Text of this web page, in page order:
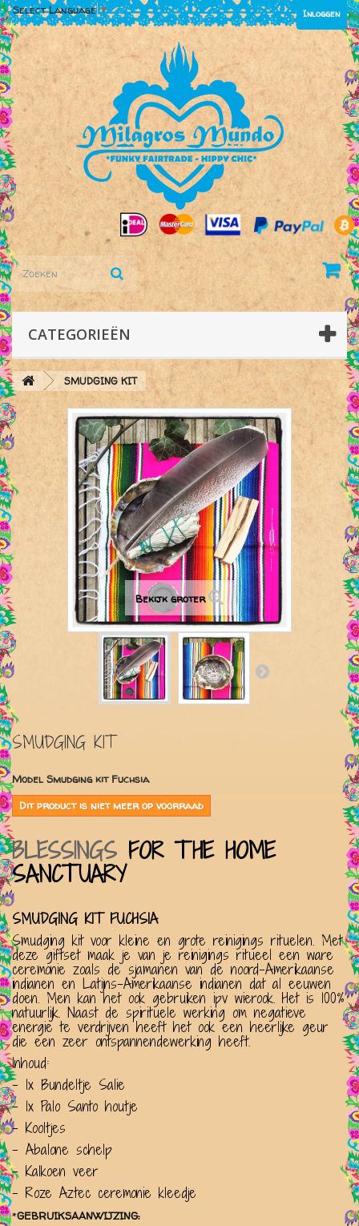
Inloggen
Select Language ▼
CATEGORIEËN
SMUDGING KIT
Bekijk groter
SMUDGING KIT
Model Smudging kit Fuchsia
Dit product is niet meer op voorraad
BLESSINGS FOR THE HOME
SANCTUARY
SMUDGING KIT FUCHSIA
Smudging kit voor kleine en grote reinigings rituelen. Met
deze giftset maak je van je reinigings ritueel een ware
ceremonie zoals de sjamanen van de noord-Amerikaanse
indianen en Latijns-Amerikaanse indianen dat al eeuwen
doen. Men kan het ook gebruiken ipv wierook. Het is 100%
natuurlijk. Naast de spirituele werking om negatieve
energie te verdrijven heeft het ook een heerlijke geur
die een zeer ontspannendewerking heeft.
Inhoud:
- 1x Bundeltje Salie
- 1x Palo Santo houtje
- Kooltjes
- Abalone schelp
- Kalkoen veer
- Roze Aztec ceremonie kleedje
*GEBRUIKSAANWIJZING: